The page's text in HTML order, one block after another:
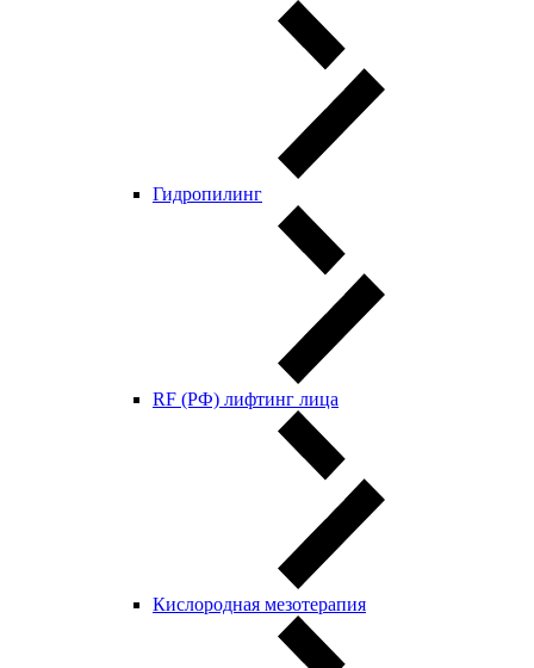
Гидропилинг
RF (РФ) лифтинг лица
Кислородная мезотерапия